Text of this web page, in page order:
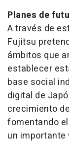
Planes de
A través de
Fujitsu
ámbitos que
establecer
base social
digital de
crecimiento
fomentando
un importante